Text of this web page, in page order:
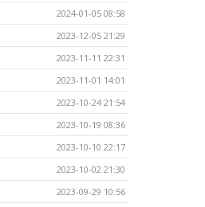
2024-01-05 08:58
2023-12-05 21:29
2023-11-11 22:31
2023-11-01 14:01
2023-10-24 21:54
2023-10-19 08:36
2023-10-10 22:17
2023-10-02 21:30
2023-09-29 10:56